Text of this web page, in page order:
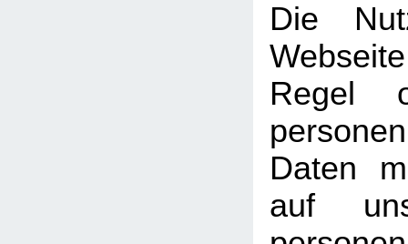
Die
Regel
Daten
auf